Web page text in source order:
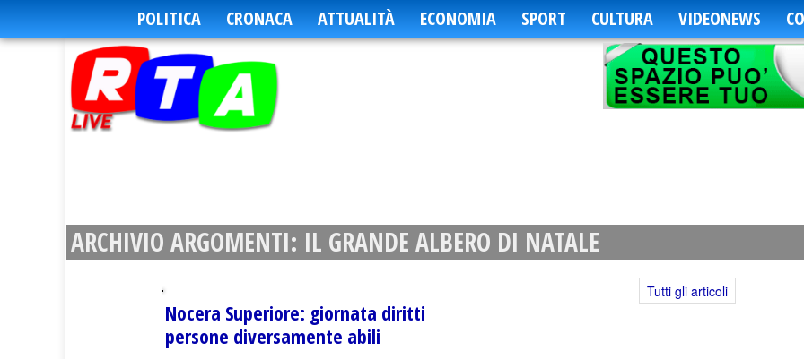
POLITICA CRONACA ATTUALITÀ ECONOMIA SPORT CULTURA VIDEONEWS
ARCHIVIO ARGOMENTI: IL GRANDE ALBERO DI NATALE
Nocera Superiore: giornata diritti
persone diversamente abili
Tutti gli articoli